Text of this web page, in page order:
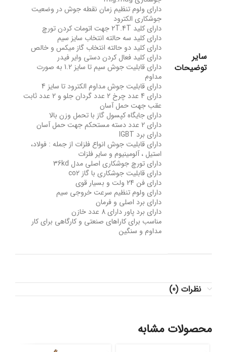
سایر
توضیحات
دارای ولوم تنظیم زمان نقطه جوش در وضعیت
جوشکاری الکترود
دارای کلید 2T.4T جهت اتومات کردن تورچ
دارای کلید سه حالته انتخاب سایز سیم
دارای کلید دو حالته انتخاب گاز میکس و خالص
دارای کلید فعال کردن دستی وایر فیدر
دارای قابلیت جوش سیم تا سایز 1.2 به صورت
مداوم
دارای قابلیت جوش مداوم الکترود تا سایز 4
دارای 4 عدد چرخ 2 عدد گردان جلو و 2 عدد ثابت
عقب جهت حمل آسان
دارای جایگاه کپسول گاز با تحمل وزن بالا
دارای 2 عدد دسته مستحکم جهت حمل آسان
دارای برد IGBT
دارای قابلیت جوش انواع فلزات از جمله : فولاد،
استیل ، آلومینیوم و سایر فلزات
دارای تورچ جوشکاری اصلی مدل 36kd
دارای قابلیت جوشکاری با گاز co2
دارای فن 24 ولت و بسیار قوی
دارای ولوم تنظیم سرعت خروجی سیم
دارای برد اصلی و فرمان
دارای برد پاور دارای 8 عدد خازن
مناسب برای کاراهای صنعتی و کارگاهی برای کار
مداوم و سنگین
نظرات (0)
محصولات مشابه